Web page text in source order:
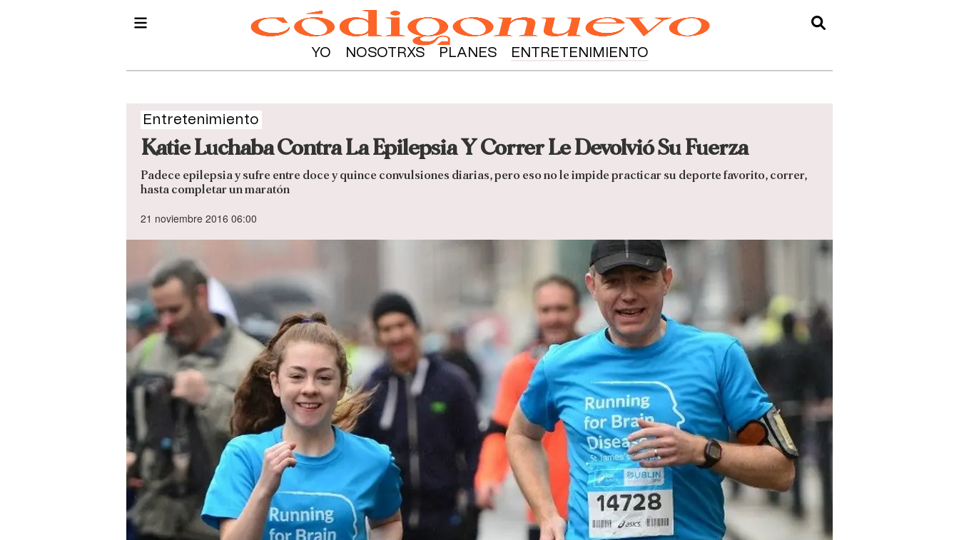
YO NOSOTRXS PLANES ENTRETENIMIENTO
Entretenimiento
Katie Luchaba Contra La Epilepsia Y Correr Le Devolvió Su Fuerza
Padece epilepsia y sufre entre doce y quince convulsiones diarias, pero eso no le impide practicar su deporte favorito, correr,
hasta completar un maratón
21 noviembre 2016 06:00